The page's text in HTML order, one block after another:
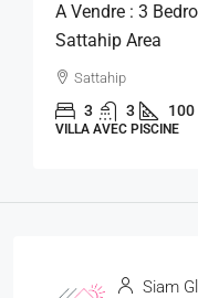
A Vendre : 3
Sattahip Area
Sattahip
3 3 100
VILLA AVEC PISCINE
Siam